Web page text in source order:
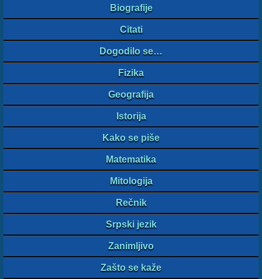
Biografije
Citati
Dogodilo se…
Fizika
Geografija
Istorija
Kako se piše
Matematika
Mitologija
Rečnik
Srpski jezik
Zanimljivo
Zašto se kaže